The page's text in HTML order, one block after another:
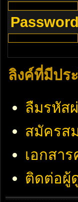
Password
ลิงค์ที่มีปร
ลืมรหัส
สมัครส
เอกสา
ติดต่อผู้